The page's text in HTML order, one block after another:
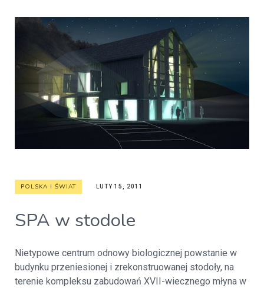
POLSKA I ŚWIAT LUTY 15, 2011
SPA w stodole
Nietypowe centrum odnowy biologicznej powstanie w
budynku przeniesionej i zrekonstruowanej stodoły, na
terenie kompleksu zabudowań XVII-wiecznego młyna w